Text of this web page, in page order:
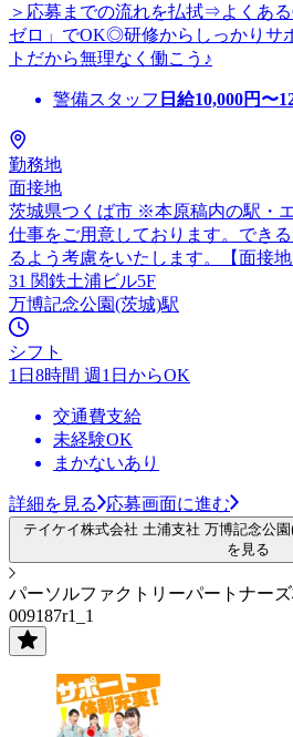
＞応募までの流れを払拭⇒よくあ
ゼロ」でOK◎研修からしっかりサ
トだから無理なく働こう♪
警備スタッフ 日給10,000円〜
勤務地
面接地
茨城県つくば市 ※本原稿内の駅・
仕事をご用意しております。でき
るよう考慮をいたします。【面接
31 関鉄土浦ビル5F
万博記念公園(茨城)駅
シフト
1日8時間 週1日からOK
交通費支給
未経験OK
まかないあり
詳細を見る 応募画面に進む
テイケイ株式会社 土浦支社 万博記念公
を見る
パーソルファクトリーパートナー
009187r1_1